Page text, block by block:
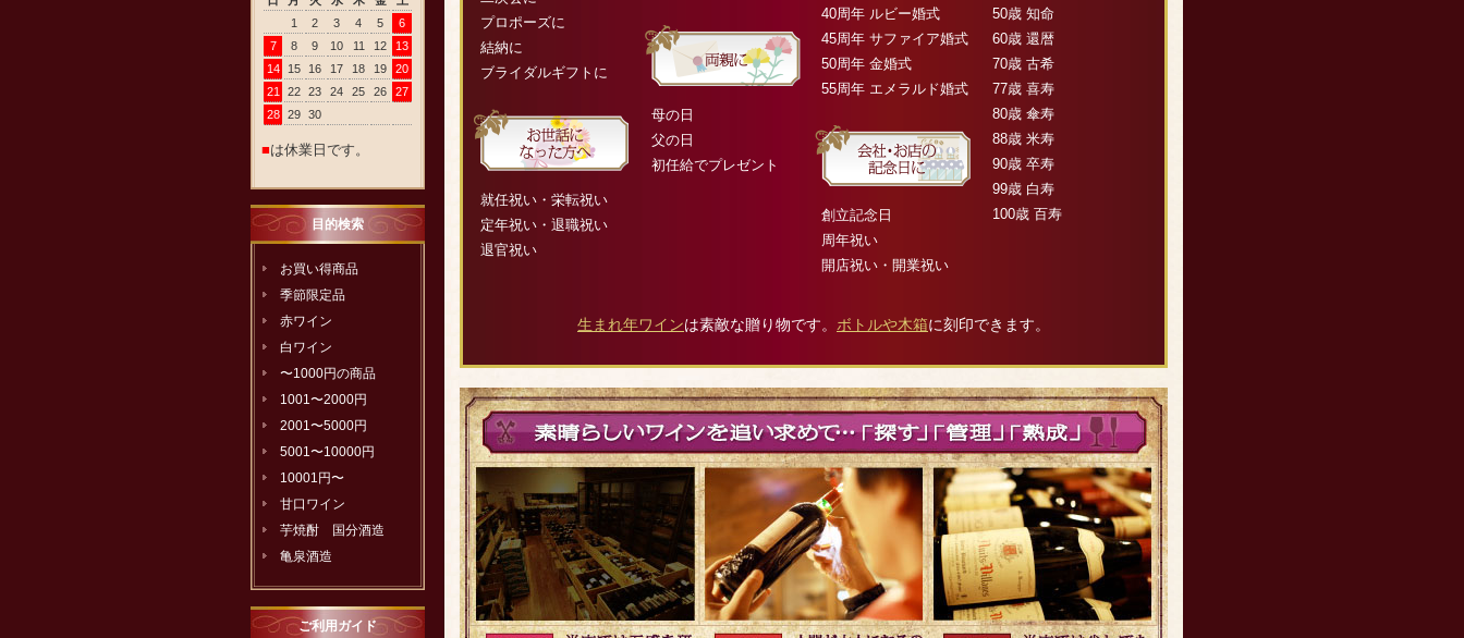
1
2 3 4 5
6
7
8 9 10 11 12
13
14
15 16 17 18 19
20
21
22 23 24 25 26
27
28
29 30
■は休業日です。
目的検索
お買い得商品
季節限定品
赤ワイン
白ワイン
〜1000円の商品
1001〜2000円
2001〜5000円
5001〜10000円
10001円〜
甘口ワイン
芋焼酎 国分酒造
亀泉酒造
ご利用ガイド
プロポーズに
結納に
ブライダルギフトに
就任祝い・栄転祝い
定年祝い・退職祝い
退官祝い
母の日
父の日
初任給でプレゼント
40周年 ルビー婚式
45周年 サファイア婚式
50周年 金婚式
55周年 エメラルド婚式
創立記念日
周年祝い
開店祝い・開業祝い
50歳 知命
60歳 還暦
70歳 古希
77歳 喜寿
80歳 傘寿
88歳 米寿
90歳 卒寿
99歳 白寿
100歳 百寿
生まれ年ワインは素敵な贈り物です。 ボトルや木箱に刻印できます。